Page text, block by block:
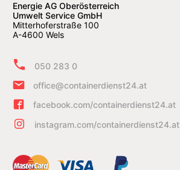
Energie AG Oberösterreich
Umwelt Service GmbH
Mitterhoferstraße 100
A-4600 Wels
050 283 0
office@containerdienst24.at
facebook.com/containerdienst24.at
instagram.com/containerdienst24.at